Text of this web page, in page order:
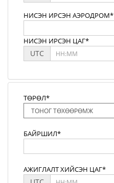
НИСЭН ИРСЭН АЭРОДРОМ*
НИСЭН ИРСЭН ЦАГ*
UTC
ТӨРӨЛ*
БАЙРШИЛ*
АЖИГЛАЛТ ХИЙСЭН ЦАГ*